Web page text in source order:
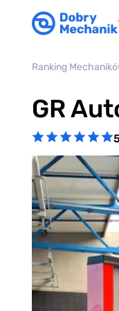
Ranking
GR